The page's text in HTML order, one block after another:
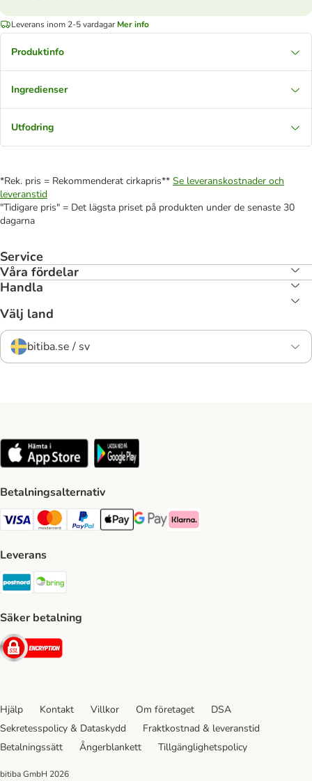
Leverans inom 2-5 vardagar Mer info
Produktinfo
Ingredienser
Utfodring
*Rek. pris = Rekommenderat cirkapris** Se leveranskostnader och
leveranstid
"Tidigare pris" = Det lägsta priset på produkten under de senaste 30
dagarna
Service
Våra fördelar
Handla
Välj land
bitiba.se / sv
Betalningsalternativ
VISA Payment Method
Mastercard Payment Method
Paypal Payment Method
Apple Pay Payment Method
Google Pay Payment Method
Klarna Payment Method
Leverans
Postnord Shipping Method
Säker betalning
Security
Hjälp Kontakt Villkor Om företaget
DSA
Sekretesspolicy & Dataskydd
Fraktkostnad & leveranstid
Betalningssätt
Ångerblankett Tillgänglighetspolicy
bitiba GmbH 2026